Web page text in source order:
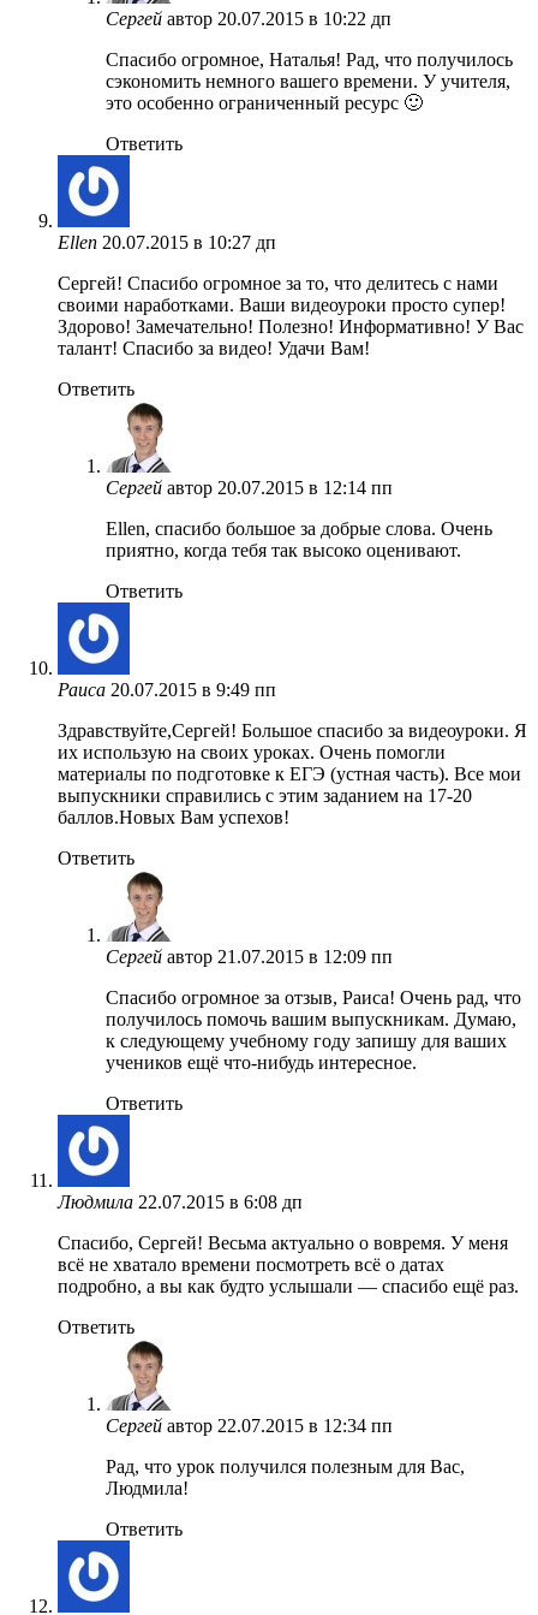
Сергей автор 20.07.2015 в 10:22 дп
Спасибо огромное, Наталья! Рад, что получилось
сэкономить немного вашего времени. У учителя,
это особенно ограниченный ресурс 🙂
Ответить
Ellen 20.07.2015 в 10:27 дп
Сергей! Спасибо огромное за то, что делитесь с нами
своими наработками. Ваши видеоуроки просто супер!
Здорово! Замечательно! Полезно! Информативно! У Вас
талант! Спасибо за видео! Удачи Вам!
Ответить
Сергей автор 20.07.2015 в 12:14 пп
Ellen, спасибо большое за добрые слова. Очень
приятно, когда тебя так высоко оценивают.
Ответить
Раиса 20.07.2015 в 9:49 пп
Здравствуйте,Сергей! Большое спасибо за видеоуроки. Я
их использую на своих уроках. Очень помогли
материалы по подготовке к ЕГЭ (устная часть). Все мои
выпускники справились с этим заданием на 17-20
баллов.Новых Вам успехов!
Ответить
Сергей автор 21.07.2015 в 12:09 пп
Спасибо огромное за отзыв, Раиса! Очень рад, что
получилось помочь вашим выпускникам. Думаю,
к следующему учебному году запишу для ваших
учеников ещё что-нибудь интересное.
Ответить
Людмила 22.07.2015 в 6:08 дп
Спасибо, Сергей! Весьма актуально о вовремя. У меня
всё не хватало времени посмотреть всё о датах
подробно, а вы как будто услышали — спасибо ещё раз.
Ответить
Сергей автор 22.07.2015 в 12:34 пп
Рад, что урок получился полезным для Вас,
Людмила!
Ответить